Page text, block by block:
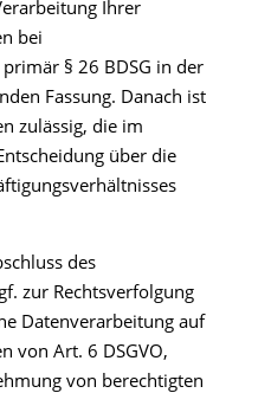
Ihrer
bei
§ 26 BDSG in der
Fassung. Danach ist
zulässig, die im
über die
des
zur Rechtsverfolgung
Datenverarbeitung auf
von Art. 6 DSGVO,
von berechtigten